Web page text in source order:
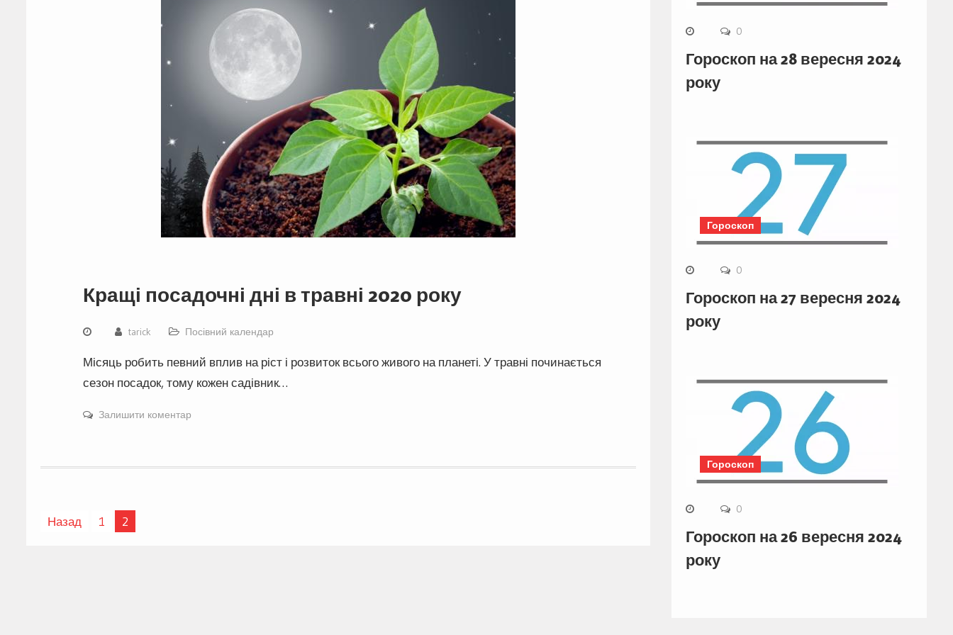
Кращі посадочні дні в травні 2020 року
tarick Посівний календар
Місяць робить певний вплив на ріст і розвиток всього живого на планеті. У травні починається
сезон посадок, тому кожен садівник…
Залишити коментар
Навігація
Назад 1 2
0
Гороскоп на 28 вересня 2024
року
Гороскоп
0
Гороскоп на 27 вересня 2024
року
Гороскоп
0
Гороскоп на 26 вересня 2024
року